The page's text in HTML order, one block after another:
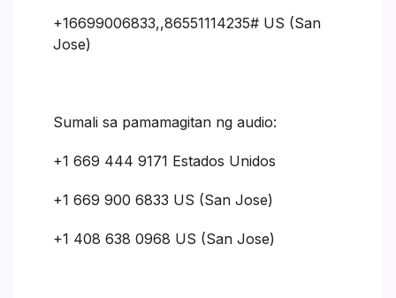
+16699006833,,86551114235# US (San
Jose)
Sumali sa pamamagitan ng audio:
+1 669 444 9171 Estados Unidos
+1 669 900 6833 US (San Jose)
+1 408 638 0968 US (San Jose)